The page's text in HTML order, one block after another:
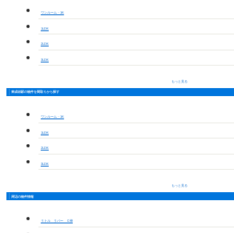
ワンルーム・1K
1LDK
2LDK
3LDK
もっと見る
東成岩駅の物件を間取りから探す
ワンルーム・1K
1LDK
2LDK
3LDK
もっと見る
周辺の物件情報
リトル リバー Ｃ棟